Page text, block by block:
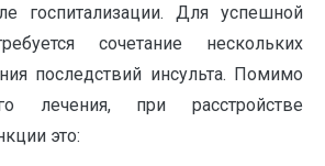
госпитализации. Для успешной
сочетание нескольких
последствий инсульта. Помимо
лечения, при расстройстве
это: